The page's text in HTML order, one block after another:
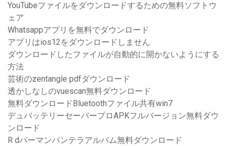
YouTubeファイルをダウンロードするための無料ソフトウ
ェア
Whatsappアプリを無料でダウンロード
アプリはios12をダウンロードしません
ダウンロードしたファイルが自動的に開かないようにする
方法
芸術のzentangle pdfダウンロード
透かしなしのvuescan無料ダウンロード
無料ダウンロードBluetoothファイル共有win7
デュバッテリーセーバープロAPKフルバージョン無料ダウ
ンロード
R dバーマンパンテラアルバム無料ダウンロード